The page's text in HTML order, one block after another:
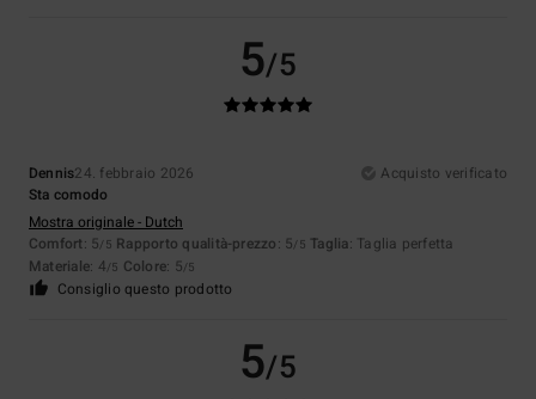
5/5
Dennis24. febbraio 2026
Acquisto verificato
Sta comodo
Mostra originale - Dutch
Comfort: 5/5 Rapporto qualità-prezzo: 5/5 Taglia: Taglia perfetta
Materiale: 4/5 Colore: 5/5
Consiglio questo prodotto
5/5